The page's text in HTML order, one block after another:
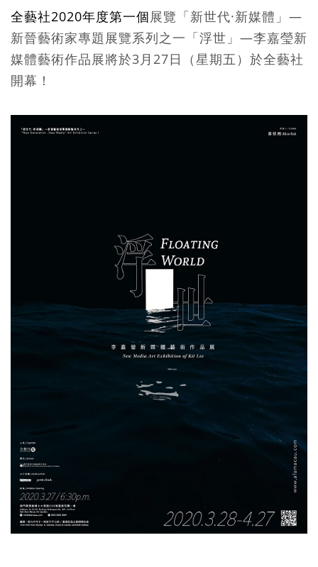
全藝社2020年度第一個展覽「新世代·新媒體」—
新晉藝術家專題展覽系列之一「浮世」—李嘉瑩新
媒體藝術作品展將於3月 27日（星期五）於全藝社
開幕！